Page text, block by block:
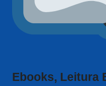
Ebooks, Leitura